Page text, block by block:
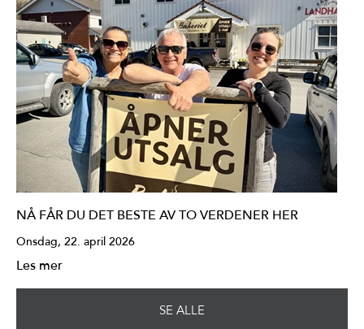
NÅ FÅR DU DET BESTE AV TO VERDENER HER
Onsdag, 22. april 2026
Les mer
SE ALLE